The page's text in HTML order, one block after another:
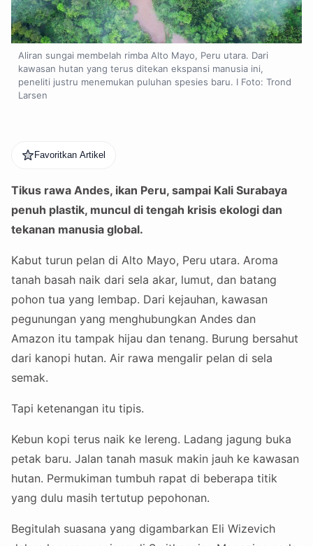
Aliran sungai membelah rimba Alto Mayo, Peru utara. Dari
kawasan hutan yang terus ditekan ekspansi manusia ini,
peneliti justru menemukan puluhan spesies baru. I Foto: Trond
Larsen
Favoritkan Artikel
Tikus rawa Andes, ikan Peru, sampai Kali Surabaya
penuh plastik, muncul di tengah krisis ekologi dan
tekanan manusia global.
Kabut turun pelan di Alto Mayo, Peru utara. Aroma
tanah basah naik dari sela akar, lumut, dan batang
pohon tua yang lembap. Dari kejauhan, kawasan
pegunungan yang menghubungkan Andes dan
Amazon itu tampak hijau dan tenang. Burung bersahut
dari kanopi hutan. Air rawa mengalir pelan di sela
semak.
Tapi ketenangan itu tipis.
Kebun kopi terus naik ke lereng. Ladang jagung buka
petak baru. Jalan tanah masuk makin jauh ke kawasan
hutan. Permukiman tumbuh rapat di beberapa titik
yang dulu masih tertutup pepohonan.
Begitulah suasana yang digambarkan Eli Wizevich